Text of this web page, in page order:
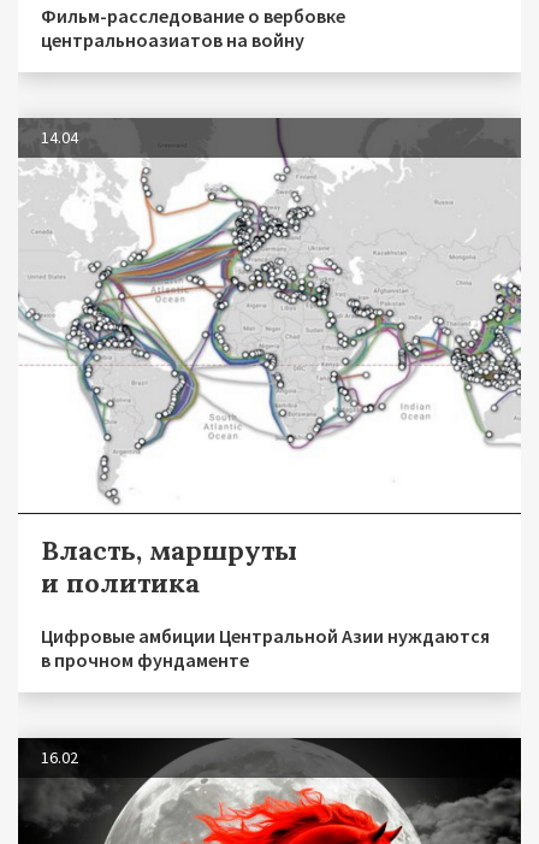
Фильм-расследование о вербовке
центральноазиатов на войну
14.04
Власть, маршруты
и политика
Цифровые амбиции Центральной Азии нуждаются
в прочном фундаменте
16.02